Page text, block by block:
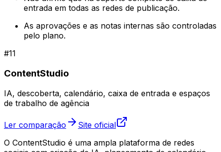
entrada em todas as redes de publicação.
As aprovações e as notas internas são controladas
pelo plano.
#11
ContentStudio
IA, descoberta, calendário, caixa de entrada e espaços
de trabalho de agência
Ler comparação
Site oficial
O ContentStudio é uma ampla plataforma de redes